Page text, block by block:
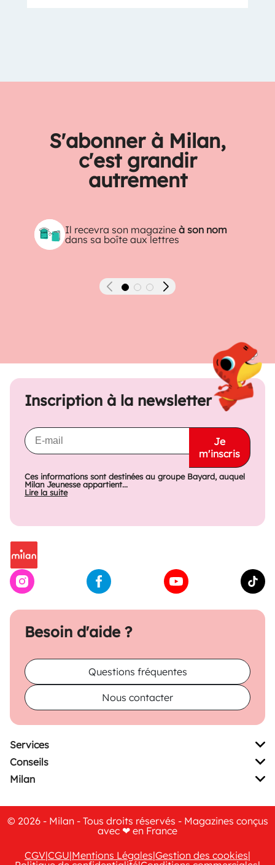
S'abonner à Milan,
c'est grandir
autrement
Il recevra son magazineà son nom
dans sa boîte aux lettres
Précédent Suivant
Besoin d'aide ?
Questions fréquentes
Nous contacter
Inscription à la newsletter
Je
m'inscris
Ces informations sont destinées au groupe Bayard, auquel
Milan Jeunesse appartient...
Lire la suite
Services
Conseils
Milan
© 2026 - Milan - Tous droits réservés - Magazines conçus
avec ❤ en France
CGV|CGU|Mentions Légales|Gestion des cookies|